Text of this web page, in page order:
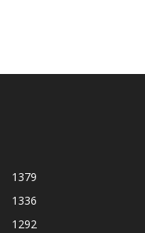
1379
1336
1292